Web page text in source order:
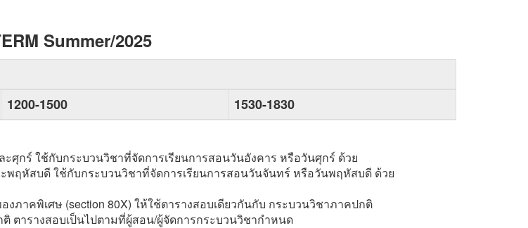
Summer/2025
1200-1500 1530-1830
กร์ ใช้กับกระบวนวิชาที่จัดการเรียนการสอนวันอังคาร หรือวันศุกร์ ด้วย
ฤหัสบดี ใช้กับกระบวนวิชาที่จัดการเรียนการสอนวันจันทร์ หรือวันพฤหัสบดี ด้วย
ภาคพิเศษ (section 80X) ให้ใช้ตารางสอบเดียวกันกับ กระบวนวิชาภาคปกติ
ตารางสอบเป็นไปตามที่ผู้สอน/ผู้จัดการกระบวนวิชากำหนด